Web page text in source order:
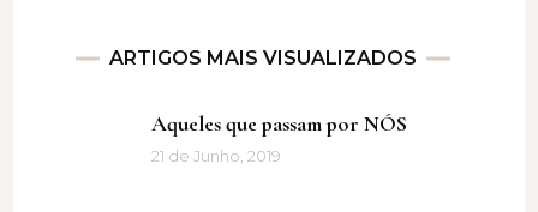
ARTIGOS MAIS VISUALIZADOS
Aqueles que passam por NÓS
21 de Junho, 2019